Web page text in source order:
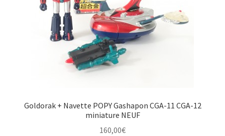
Goldorak + Navette POPY Gashapon CGA-11 CGA-12
miniature NEUF
160,00€